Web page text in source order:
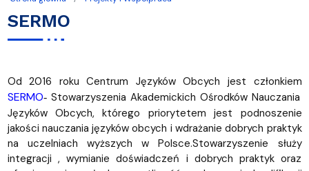
SERMO
Od 2016 roku Centrum Języków Obcych jest członkiem
SERMO-Stowarzyszenia Akademickich Ośrodków Nauczania
Języków Obcych, którego priorytetem jest podnoszenie
jakości nauczania języków obcych i wdrażanie dobrych praktyk
na uczelniach wyższych w Polsce.Stowarzyszenie służy
integracji , wymianie doświadczeń i dobrych praktyk oraz